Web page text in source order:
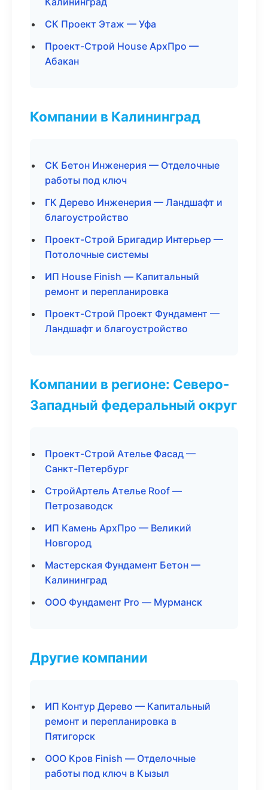
СК Проект Этаж — Уфа
Проект-Строй House АрхПро —
Абакан
Компании в Калининград
СК Бетон Инженерия — Отделочные
работы под ключ
ГК Дерево Инженерия — Ландшафт и
благоустройство
Проект-Строй Бригадир Интерьер —
Потолочные системы
ИП House Finish — Капитальный
ремонт и перепланировка
Проект-Строй Проект Фундамент —
Ландшафт и благоустройство
Компании в регионе: Северо-
Западный федеральный округ
Проект-Строй Ателье Фасад —
Санкт-Петербург
СтройАртель Ателье Roof —
Петрозаводск
ИП Камень АрхПро — Великий
Новгород
Мастерская Фундамент Бетон —
Калининград
ООО Фундамент Pro — Мурманск
Другие компании
ИП Контур Дерево — Капитальный
ремонт и перепланировка в
Пятигорск
ООО Кров Finish — Отделочные
работы под ключ в Кызыл